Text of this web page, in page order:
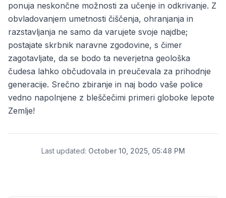
ponuja neskončne možnosti za učenje in odkrivanje. Z
obvladovanjem umetnosti čiščenja, ohranjanja in
razstavljanja ne samo da varujete svoje najdbe;
postajate skrbnik naravne zgodovine, s čimer
zagotavljate, da se bodo ta neverjetna geološka
čudesa lahko občudovala in preučevala za prihodnje
generacije. Srečno zbiranje in naj bodo vaše police
vedno napolnjene z bleščečimi primeri globoke lepote
Zemlje!
Last updated: October 10, 2025, 05:48 PM